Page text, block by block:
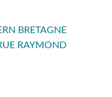
BRETAGNE
RAYMOND